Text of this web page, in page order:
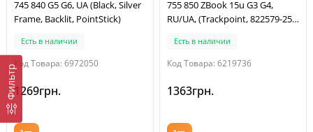
Фильтр
745 840 G5 G6, UA (Black, Silver
Frame, Backlit, PointStick)
Есть в наличии
Код Товара: 6972050
1269грн.
755 850 ZBook 15u G3 G4,
RU/UA, (Trackpoint, 822579-251,
Есть в наличии
Код Товара: 6219736
1363грн.